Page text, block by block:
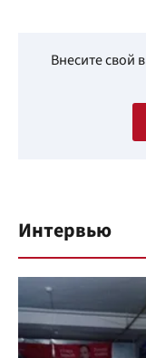
Внесите свой
Интервью